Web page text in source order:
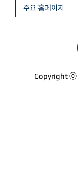
Copyright ⓒ
주요 홈페이지